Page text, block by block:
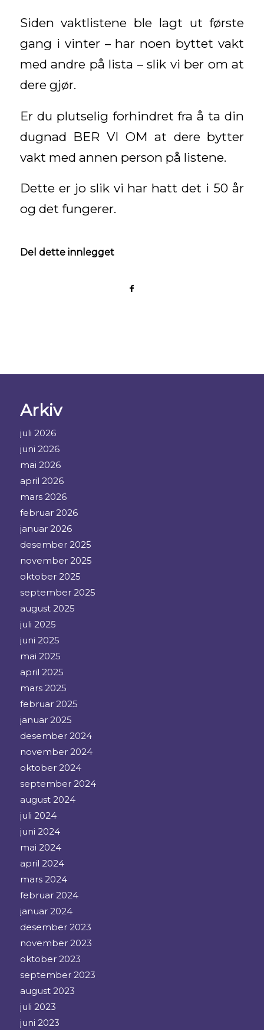
Siden vaktlistene ble lagt ut første
gang i vinter – har noen byttet vakt
med andre på lista – slik vi ber om at
dere gjør.
Er du plutselig forhindret fra å ta din
dugnad BER VI OM at dere bytter
vakt med annen person på listene.
Dette er jo slik vi har hatt det i 50 år
og det fungerer.
Del dette innlegget
Arkiv
juli 2026
juni 2026
mai 2026
april 2026
mars 2026
februar 2026
januar 2026
desember 2025
november 2025
oktober 2025
september 2025
august 2025
juli 2025
juni 2025
mai 2025
april 2025
mars 2025
februar 2025
januar 2025
desember 2024
november 2024
oktober 2024
september 2024
august 2024
juli 2024
juni 2024
mai 2024
april 2024
mars 2024
februar 2024
januar 2024
desember 2023
november 2023
oktober 2023
september 2023
august 2023
juli 2023
juni 2023